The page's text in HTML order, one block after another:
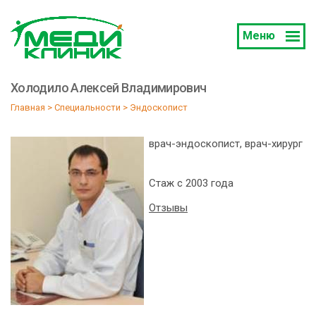
Меню
Холодило Алексей Владимирович
Главная > Специальности > Эндоскопист
врач-эндоскопист, врач-хирург
Стаж с 2003 года
Отзывы